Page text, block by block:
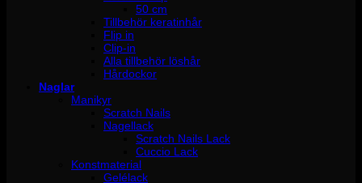
50 cm
Tillbehör keratinhår
Flip in
Clip-in
Alla tillbehör löshår
Hårdockor
Naglar
Manikyr
Scratch Nails
Nagellack
Scratch Nails Lack
Cuccio Lack
Konstmaterial
Gelélack